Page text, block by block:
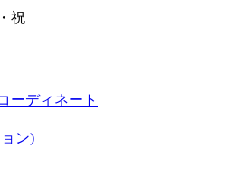
祝
ーディネート
ン)